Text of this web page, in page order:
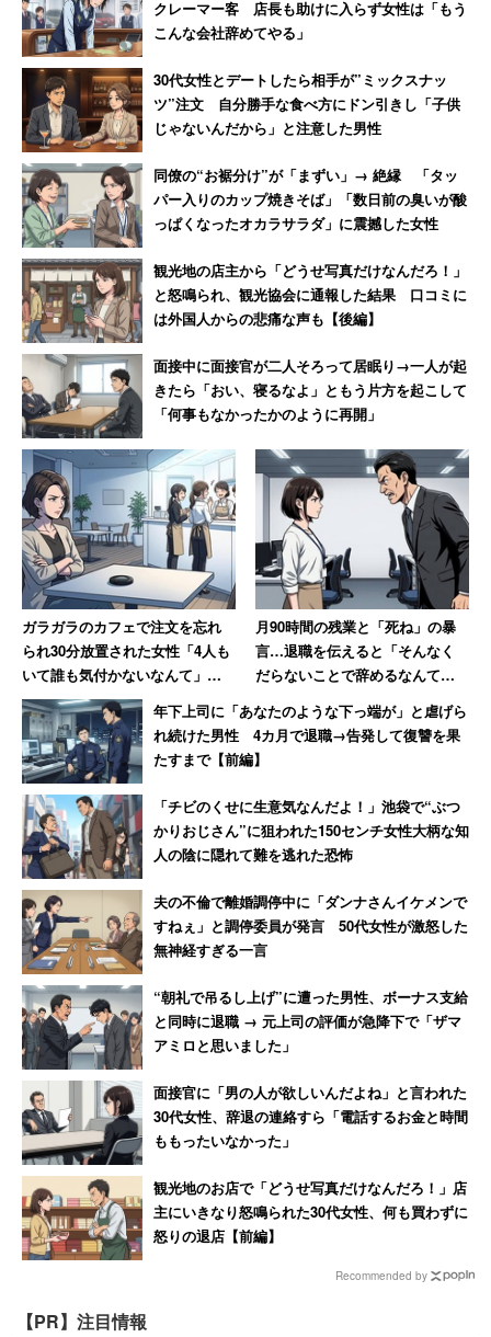
2019年に7年在籍した乃木坂46を卒業。現在は幼少期から
の夢でもあった俳優業に邁進している。
だが、「なにをやっても『アイドル出身』『元乃木坂』と
いう肩書きとイメージがついて回る。それはプラスにもな
るしマイナスにもなる。一時期は『アイドル出身』という
言葉に凄く敏感になっている自分がいました。他人が思っ
ている以上に『アイドルと俳優はスタンスが違う！』と思
い込んだりして」
しかし、出演作品を重ねる中で少しずつ感覚が変わってき
た。
「準備して、パフォーマンスを完成形に持っていくまでの
プロセスや目指すところは、アイドル業も俳優業も一緒。
アイドルだった過去を背負いつつ、いかに『凄い！』と思
わせることができるか。『今に見ていなさい！』という気
持ちで取り組んでいます」
そんな意気込みが映画初主演を引き寄せた。
「まさかこんなに早くその機会をいただけるとは思ってい
なかったので、チャンスというか、スタートというか、あ
る種の記念碑のような気持ち。ここから勝負をしていかな
ければ」
桜井さんは力を込める。
映画は、取り壊しが決まった母校を舞台に、かつての思い
出を懐かしむ親友3人の姿をセンチメンタルに描き出す。
桜井さんは、思うようにいかない無名モデル・大月美玲を
演じる。
「映画初主演ながらも、気負わずナチュラルに等身大で取
り組めたのは撮影現場の空気感のお陰です。穐山茉由監督
が女子高出身ということで意気投合。変に気張りすぎず、
みんなで共に歩んで作れた気がします」
俳優を夢見ながらも突破口が見いだせず、「何かのチャン
スに！」とアイドルの世界に飛び込んだ桜井さん。回り道
だったかもしれないが、それも無駄ではなかったと胸を張
クレーマー客 店長も助けに入らず女性は「もう
こんな会社辞めてやる」
30代女性とデートしたら相手が”ミックスナッ
ツ”注文 自分勝手な食べ方にドン引きし「子供
じゃないんだから」と注意した男性
同僚の“お裾分け”が「まずい」→ 絶縁 「タッ
パー入りのカップ焼きそば」「数日前の臭いが酸
っぱくなったオカラサラダ」に震撼した女性
観光地の店主から「どうせ写真だけなんだろ！」
と怒鳴られ、観光協会に通報した結果 口コミに
は外国人からの悲痛な声も【後編】
面接中に面接官が二人そろって居眠り→一人が起
きたら「おい、寝るなよ」ともう片方を起こして
「何事もなかったかのように再開」
ガラガラのカフェで注文を忘れ
られ30分放置された女性「4人も
いて誰も気付かないなんて」
→「絶対その店には行かない」
月90時間の残業と「死ね」の暴
言…退職を伝えると「そんなく
だらないことで辞めるなんて」
→10年後、会社は倒産
年下上司に「あなたのような下っ端が」と虐げら
れ続けた男性 4カ月で退職→告発して復讐を果
たすまで【前編】
「チビのくせに生意気なんだよ！」池袋で“ぶつ
かりおじさん”に狙われた150センチ女性大柄な知
人の陰に隠れて難を逃れた恐怖
夫の不倫で離婚調停中に「ダンナさんイケメンで
すねぇ」と調停委員が発言 50代女性が激怒した
無神経すぎる一言
“朝礼で吊るし上げ”に遭った男性、ボーナス支給
と同時に退職 → 元上司の評価が急降下で「ザマ
アミロと思いました」
面接官に「男の人が欲しいんだよね」と言われた
30代女性、辞退の連絡すら「電話するお金と時間
ももったいなかった」
観光地のお店で「どうせ写真だけなんだろ！」店
主にいきなり怒鳴られた30代女性、何も買わずに
怒りの退店【前編】
Recommended by
【PR】注目情報